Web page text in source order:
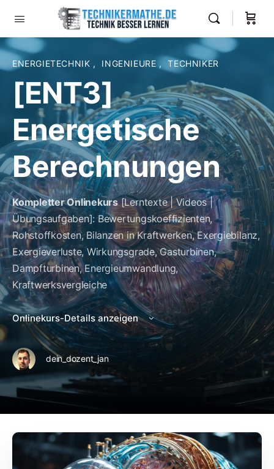
ENERGIETECHNIK , INGENIEURE , TECHNIKER
[ENT3]
Energetische
Berechnungen
Kompletter Onlinekurs[Lerntexte | Videos |
Übungsaufgaben]: Bewertungskoeffizienten,
Rohstoffkosten, Bilanzen in Kraftwerken, Exergiebilanz,
Exergieverluste, Wirkungsgrade, Gasturbinen,
Dampfturbinen, Energieumwandlung,
Kraftwerksvergleiche
Onlinekurs-Details anzeigen
dein_dozent_jan